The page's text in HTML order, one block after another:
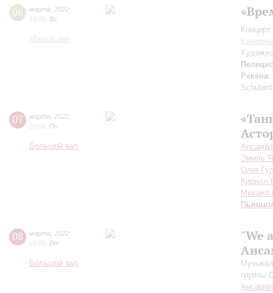
06 марта
2022
19:00 Вс
Малый зал
Пелецис
Рекена:
07 марта
2022
20:00 Пн
Большой зал
Эмиль
Олег
Кирилл
Михаил
08 марта
2022
20:00 Вт
Большой зал
"We
группы